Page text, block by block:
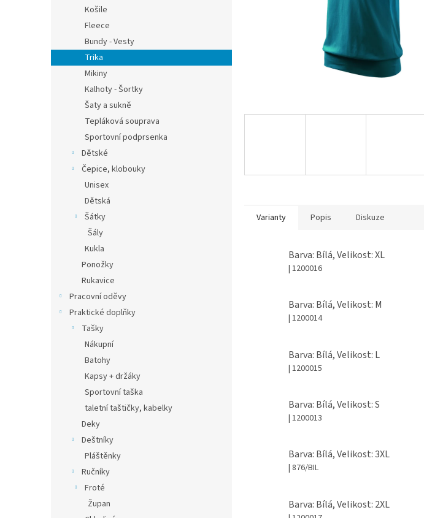
Košile
Fleece
Bundy - Vesty
Trika
Mikiny
Kalhoty - Šortky
Šaty a sukně
Tepláková souprava
Sportovní podprsenka
Dětské
Čepice, klobouky
Unisex
Dětská
Šátky
Šály
Kukla
Ponožky
Rukavice
Pracovní oděvy
Praktické doplňky
Tašky
Nákupní
Batohy
Kapsy + držáky
Sportovní taška
taletní taštičky, kabelky
Deky
Deštníky
Pláštěnky
Ručníky
Froté
Župan
Varianty Popis Diskuze
Barva: Bílá, Velikost: XL
| 1200016
Barva: Bílá, Velikost: M
| 1200014
Barva: Bílá, Velikost: L
| 1200015
Barva: Bílá, Velikost: S
| 1200013
Barva: Bílá, Velikost: 3XL
| 876/BIL
Barva: Bílá, Velikost: 2XL